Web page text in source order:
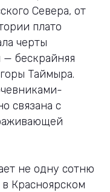
Севера, от
плато
черты
бескрайняя
Таймыра.
связана с
не одну сотню
Красноярском